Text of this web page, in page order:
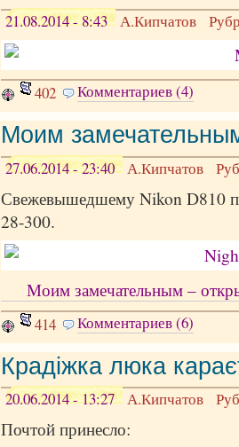
21.08.2014 - 8:43 А.Кипчатов
402 Комментариев (4)
Моим
27.06.2014 - 23:40 А.Кипчатов
Свежевышедшему Nikon D810
28-300.
Моим замечательным –
414 Комментариев (6)
Крадiжка люка
20.06.2014 - 13:27 А.Кипчатов
Почтой принесло: